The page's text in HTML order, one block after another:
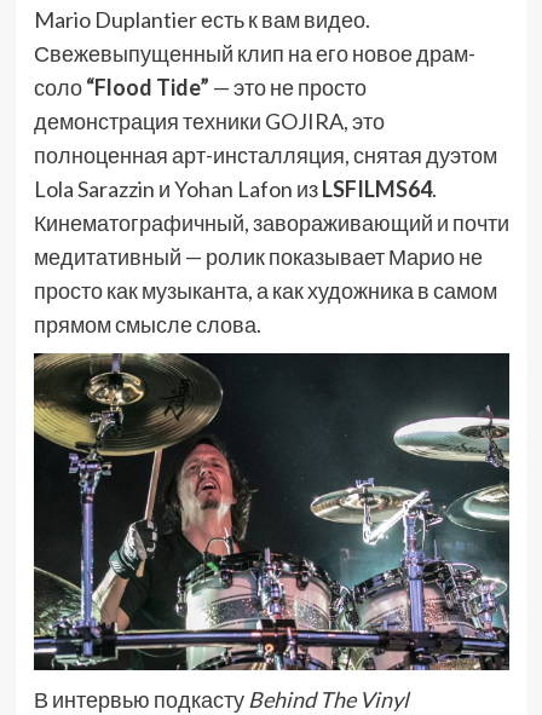
Mario Duplantier есть к вам видео.
Свежевыпущенный клип на его новое драм-
соло“Flood Tide” — это не просто
демонстрация техники GOJIRA, это
полноценная арт-инсталляция, снятая дуэтом
Lola Sarazzin и Yohan Lafon изLSFILMS64.
Кинематографичный, завораживающий и почти
медитативный — ролик показывает Марио не
просто как музыканта, а как художника в самом
прямом смысле слова.
В интервью подкасту Behind The Vinyl